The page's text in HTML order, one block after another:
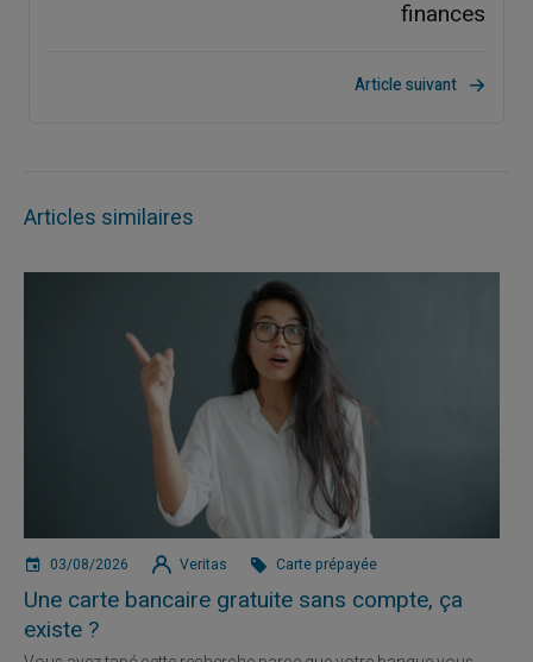
finances
Article suivant
Articles similaires
03/08/2026 Veritas Carte prépayée
Une carte bancaire gratuite sans compte, ça
existe ?